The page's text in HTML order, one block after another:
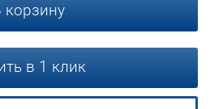
корзину
в 1 клик